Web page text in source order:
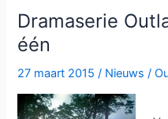
Vikings
Dramaserie
één
27 maart 2015/ Nieuws /